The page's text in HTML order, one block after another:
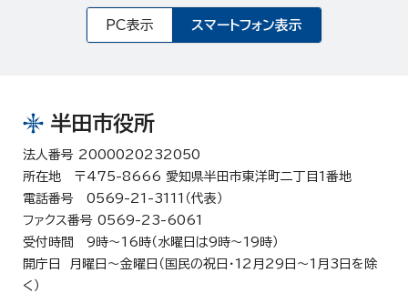
PC表示 スマートフォン表示
半田市役所
法人番号 2000020232050
所在地 〒475-8666 愛知県半田市東洋町二丁目1番地
電話番号 0569-21-3111（代表）
ファクス番号 0569-23-6061
受付時間 9時～16時（水曜日は9時～19時）
開庁日 月曜日～金曜日（国民の祝日・12月29日～1月3日を除
く）